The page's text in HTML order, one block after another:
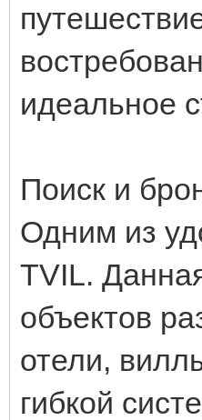
идеальное
Поиск и
Одним из
TVIL.
объектов
отели,
гибкой